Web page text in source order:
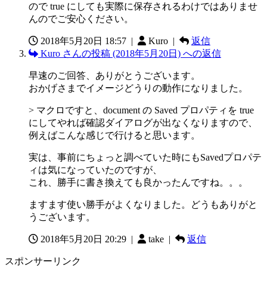
ので true にしても実際に保存されるわけではありませ
んのでご安心ください。
2018年5月20日 18:57 | Kuro |
返信
Kuro さんの投稿 (2018年5月20日) への返信
早速のご回答、ありがとうございます。
おかげさまでイメージどうりの動作になりました。
> マクロですと、document の Saved プロパティを true
にしてやれば確認ダイアログが出なくなりますので、
例えばこんな感じで行けると思います。
実は、事前にちょっと調べていた時にもSavedプロパテ
ィは気になっていたのですが、
これ、勝手に書き換えても良かったんですね。。。
ますます使い勝手がよくなりました。どうもありがと
うございます。
2018年5月20日 20:29 | take | 返信
スポンサーリンク